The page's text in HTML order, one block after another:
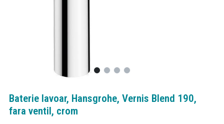
Baterie lavoar, Hansgrohe, Vernis Blend 190,
fara ventil, crom